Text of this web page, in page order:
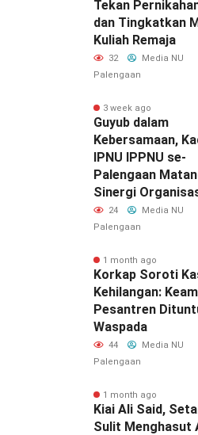
Tekan
dan Tingkatkan
Kuliah Remaja
32
Media NU
Palengaan
3 week ago
Guyub dalam
Kebersamaan,
IPNU IPPNU se-
Palengaan
Sinergi
24
Media NU
Palengaan
1 month ago
Korkap Soroti
Kehilangan:
Pesantren
Waspada‎
44
Media NU
Palengaan
1 month ago
Kiai Ali Said,
Sulit Menghasut